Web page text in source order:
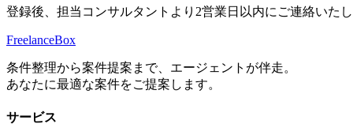
登録後、担当コンサルタントより2営業日以内にご連絡いた
FreelanceBox
条件整理から案件提案まで、エージェントが伴走。
あなたに最適な案件をご提案します。
サービス